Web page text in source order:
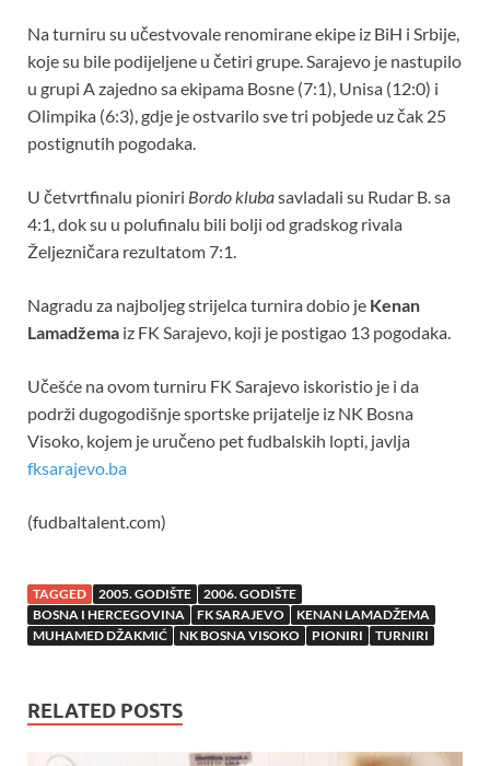
Na turniru su učestvovale renomirane ekipe iz BiH i Srbije,
koje su bile podijeljene u četiri grupe. Sarajevo je nastupilo
u grupi A zajedno sa ekipama Bosne (7:1), Unisa (12:0) i
Olimpika (6:3), gdje je ostvarilo sve tri pobjede uz čak 25
postignutih pogodaka.
U četvrtfinalu pioniri Bordo klubasavladali su Rudar B. sa
4:1, dok su u polufinalu bili bolji od gradskog rivala
Željezničara rezultatom 7:1.
Nagradu za najboljeg strijelca turnira dobio je Kenan
Lamadžema iz FK Sarajevo, koji je postigao 13 pogodaka.
Učešće na ovom turniru FK Sarajevo iskoristio je i da
podrži dugogodišnje sportske prijatelje iz NK Bosna
Visoko, kojem je uručeno pet fudbalskih lopti, javlja
fksarajevo.ba
(fudbaltalent.com)
TAGGED 2005. GODIŠTE
2006. GODIŠTE
BOSNA I HERCEGOVINA
FK SARAJEVO
KENAN LAMADŽEMA
MUHAMED DŽAKMIĆ
NK BOSNA VISOKO PIONIRI TURNIRI
RELATED POSTS